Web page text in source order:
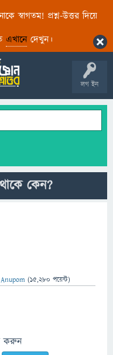
স্বাগতম! প্রশ্ন-উত্তর দিয়ে
এখানেদেখুন।
লগ ইন
কেন?
Anupom (15,280 পয়েন্ট)
করুন